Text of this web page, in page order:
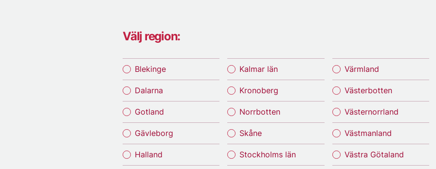
Välj region:
Blekinge
Dalarna
Gotland
Gävleborg
Halland
Kalmar län
Kronoberg
Norrbotten
Skåne
Stockholms län
Värmland
Västerbotten
Västernorrland
Västmanland
Västra Götaland